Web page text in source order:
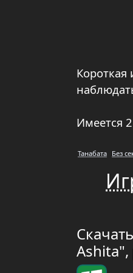
Короткая
Имеется
Танабата Без